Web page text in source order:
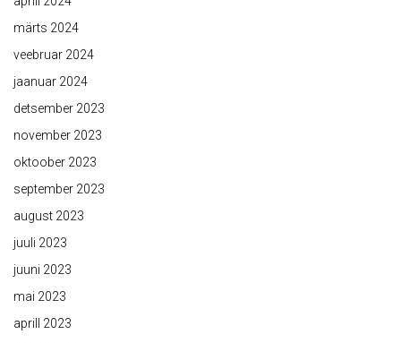
märts 2024
veebruar 2024
jaanuar 2024
detsember 2023
november 2023
oktoober 2023
september 2023
august 2023
juuli 2023
juuni 2023
mai 2023
aprill 2023